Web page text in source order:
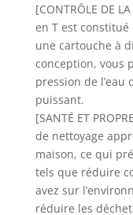
[CONTRÔLE DE
en T est constitué
une cartouche à
conception, vous
pression de l’eau
puissant.
[SANTÉ ET
de nettoyage
maison, ce qui
tels que réduire
avez sur
réduire les